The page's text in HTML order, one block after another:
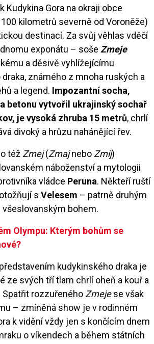
Kudykina Gora na okraji obce
kilometrů severně od Voroněže)
destinací. Za svůj věhlas vděčí
exponátu – soše Zmeje
a děsivě vyhlížejícímu
známého z mnoha ruských a
a legend. Impozantní socha,
betonu vytvořil ukrajinský sochař
je vysoká zhruba 15 metrů, chrlí
divoký a hrůzu nahánějící řev.
též Zmej(Zmajnebo Zmij)
náboženství a mytologii
vládce Peruna. Někteří ruští
s Velesem – patrně druhým
bohem.
Olympu: Kterým bohům se
kudykinského draka je
ze svých tří tlam chrlí oheň a kouř a
Spatřit rozzuřeného Zmejese však
– zmíněná show je v rodinném
k vidění vždy jen s končícím dnem
o víkendech a během státních